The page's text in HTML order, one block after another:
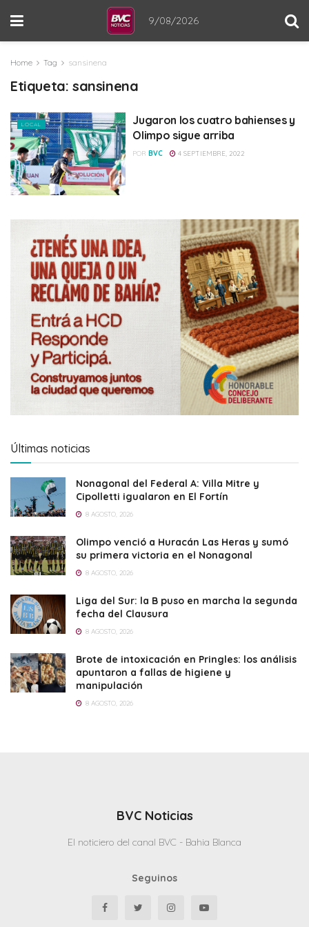
9/08/2026
Home Tag sansinena
Etiqueta: sansinena
LOCAL
Jugaron los cuatro bahienses y
Olimpo sigue arriba
POR BVC 4 SEPTIEMBRE, 2022
Últimas noticias
Nonagonal del Federal A: Villa Mitre y
Cipolletti igualaron en El Fortín
8 AGOSTO, 2026
Olimpo venció a Huracán Las Heras y sumó
su primera victoria en el Nonagonal
8 AGOSTO, 2026
Liga del Sur: la B puso en marcha la segunda
fecha del Clausura
8 AGOSTO, 2026
Brote de intoxicación en Pringles: los análisis
apuntaron a fallas de higiene y
manipulación
8 AGOSTO, 2026
BVC Noticias
El noticiero del canal BVC - Bahia Blanca
Seguinos